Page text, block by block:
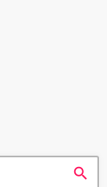
search